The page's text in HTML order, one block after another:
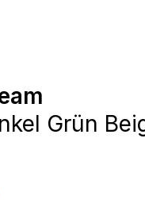
Grün